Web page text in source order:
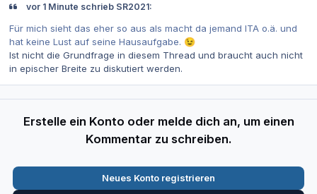
vor 1 Minute schrieb SR2021:
Für mich sieht das eher so aus als macht da jemand ITA o.ä. und
hat keine Lust auf seine Hausaufgabe. 😉
Ist nicht die Grundfrage in diesem Thread und braucht auch nicht
in epischer Breite zu diskutiert werden.
Erstelle ein Konto oder melde dich an, um einen
Kommentar zu schreiben.
Neues Konto registrieren